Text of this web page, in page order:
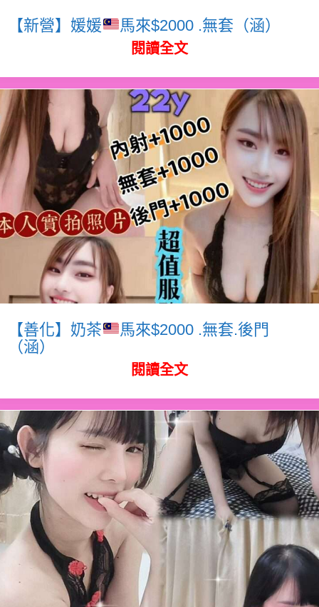
【新營】媛媛 馬來$2000 .無套（涵）
閱讀全文
【善化】奶茶
馬來$2000 .無套.後門
（涵）
閱讀全文